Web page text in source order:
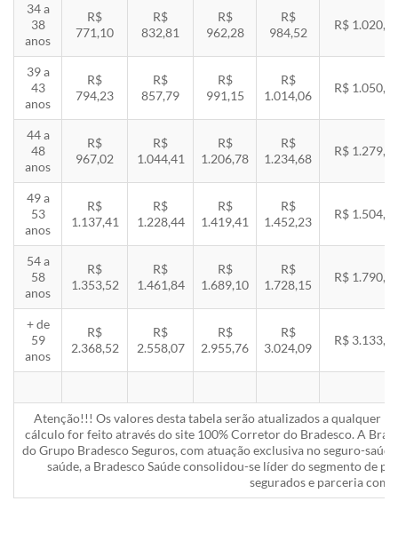
34 a
38
anos
R$
771,10
R$
832,81
R$
962,28
R$
984,52
R$
39 a
43
anos
R$
794,23
R$
857,79
R$
991,15
R$
1.014,06
R$
44 a
48
anos
R$
967,02
R$
1.044,41
R$
1.206,78
R$
1.234,68
R$
49 a
53
anos
R$
1.137,41
R$
1.228,44
R$
1.419,41
R$
1.452,23
R$
54 a
58
anos
R$
1.353,52
R$
1.461,84
R$
1.689,10
R$
1.728,15
R$
+ de
59
anos
R$
2.368,52
R$
2.558,07
R$
2.955,76
R$
3.024,09
R$
Atenção!!! Os valores desta tabela serão atualizados a qualquer
cálculo for feito através do site 100% Corretor do Bradesco. A
do Grupo Bradesco Seguros, com atuação exclusiva no seguro-
saúde, a Bradesco Saúde consolidou-se líder do segmento de
segurados e parceria com